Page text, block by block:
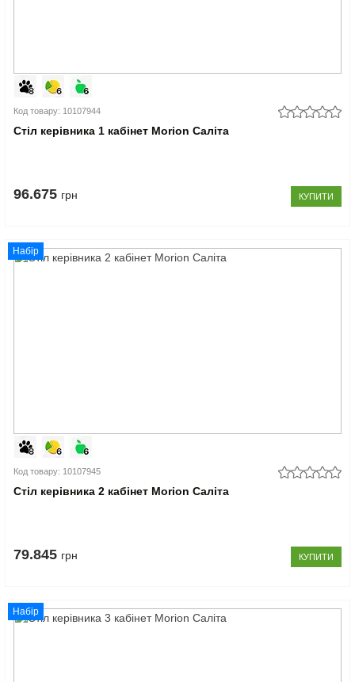
Код товару: 10107944
Стіл керівника 1 кабінет Morion Саліта
96.675 грн КУПИТИ
Набір
Код товару: 10107945
Стіл керівника 2 кабінет Morion Саліта
79.845 грн КУПИТИ
Набір